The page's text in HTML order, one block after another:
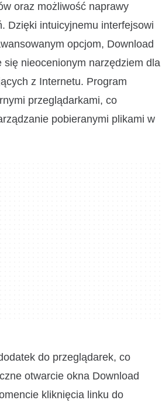
oraz możliwość naprawy
Dzięki intuicyjnemu interfejsowi
opcjom, Download
się nieocenionym narzędziem dla
z Internetu. Program
przeglądarkami, co
pobieranymi plikami w
do przeglądarek, co
otwarcie okna Download
kliknięcia linku do